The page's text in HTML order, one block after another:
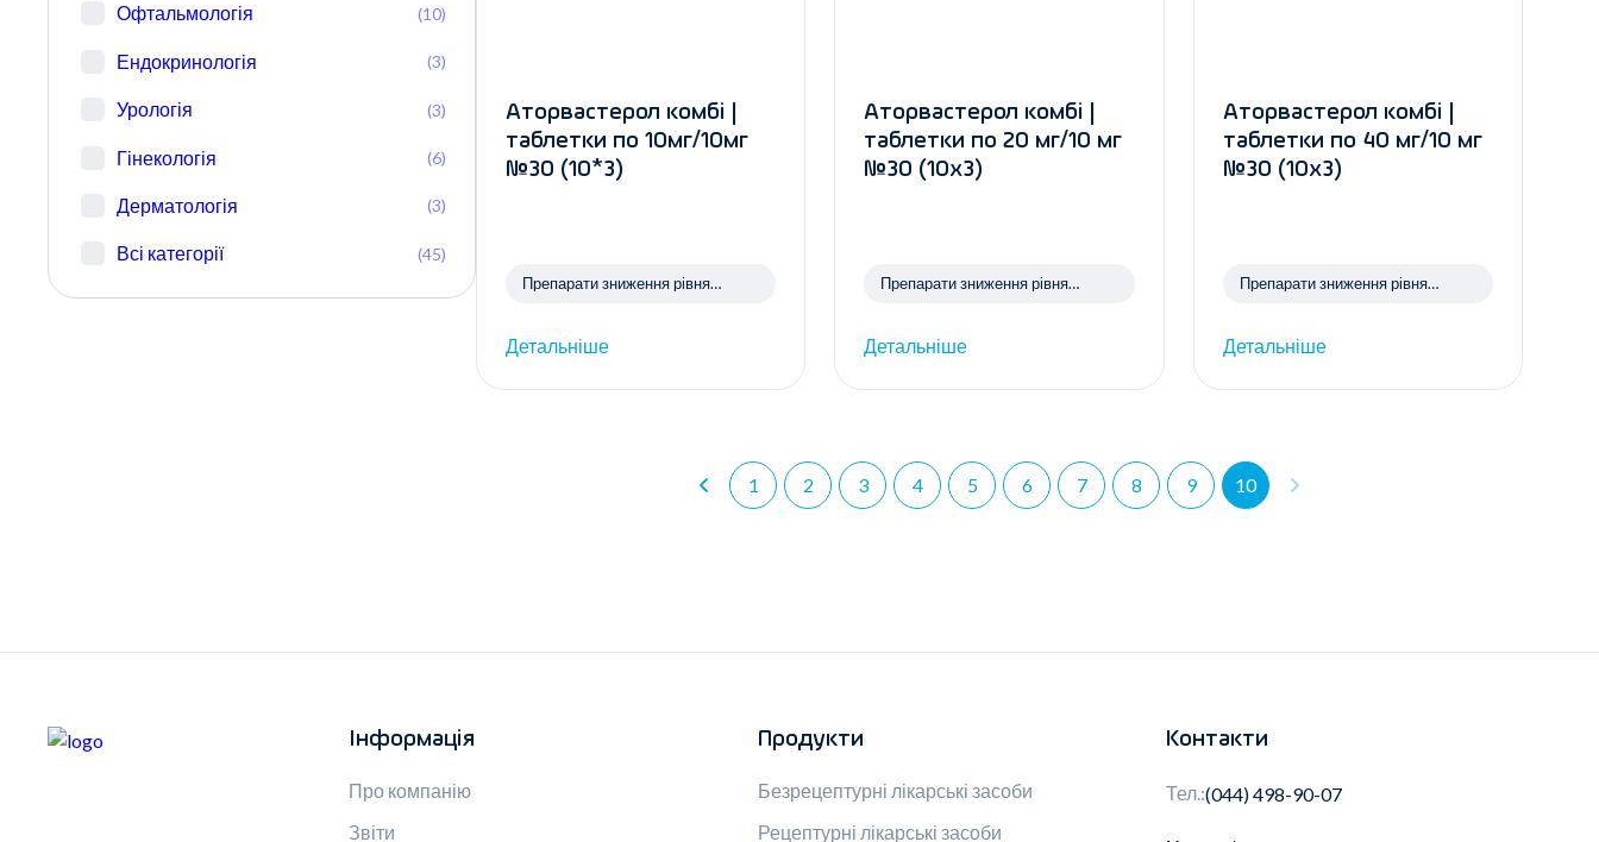
Офтальмологія (10)
Ендокринологія (3)
Урологія (3)
Гінекологія (6)
Дерматологія (3)
Всі категорії (45)
Аторвастерол комбі |
таблетки по 10мг/10мг
№30 (10*3)
Препарати зниження рівня
Детальніше
Аторвастерол комбі |
таблетки по 20 мг/10 мг
№30 (10х3)
Препарати зниження рівня
Детальніше
Аторвастерол комбі |
таблетки по 40 мг/10 мг
№30 (10х3)
Препарати зниження рівня
Детальніше
1 2 3 4 5 6 7 8 9 10
Інформація
Про компанію
Звіти
Продукти
Безрецептурні лікарські засоби
Рецептурні лікарські засоби
Контакти
Тел.:(044) 498-90-07